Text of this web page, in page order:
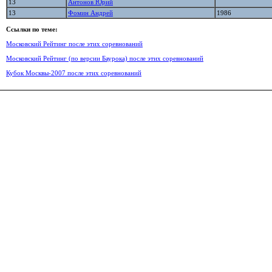
13
Антонов Юрий
13
Фомин Андрей 1986
Ссылки по теме:
Московский Рейтинг после этих соревнований
Московский Рейтинг (по версии Баурока) после этих соревнований
Кубок Москвы-2007 после этих соревнований